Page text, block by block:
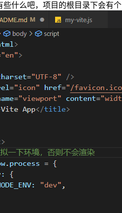
些什么吧，项目的根目录下会有个